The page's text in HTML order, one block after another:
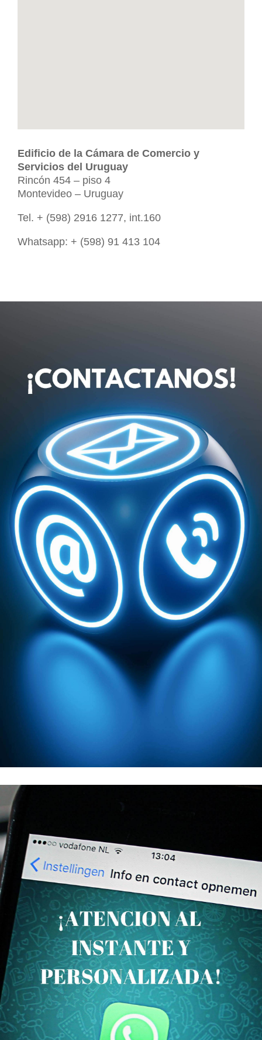
Edificio de la Cámara de Comercio y
Servicios del Uruguay
Rincón 454 – piso 4
Montevideo – Uruguay
Tel. + (598) 2916 1277, int.160
Whatsapp: + (598) 91 413 104